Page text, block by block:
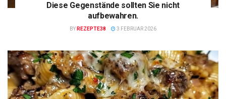
Diese Gegenstände sollten Sie nicht
aufbewahren.
BY REZEPTE38 3 FEBRUAR 2026